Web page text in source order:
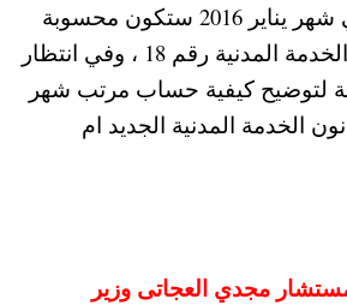
صرف المرتبات في شهر يناير 2016 ستكون محسوبة
علي اساس قانون الخدمة المدنية رقم 18 ، وفي انتظار
لتوضيح كيفية حساب مرتب شهر
علي قانون الخدمة المدنية الجديد ام
مجدي العجاتى وزير